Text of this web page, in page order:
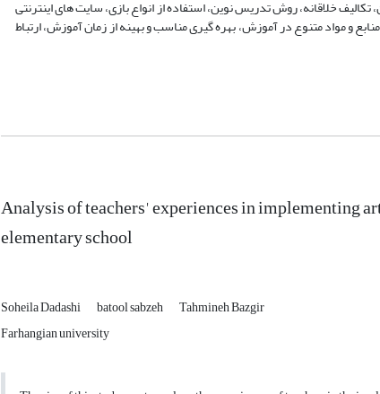
خلاقانه، روش تدریس نوین، استفاده از انواع بازی، سایت­ های اینترنتی
و مواد متنوع در آموزش، بهره ­گیری مناسب و بهینه از زمان آموزش، ارتباط
Analysis of teachers' experiences in implementing
elementary school
Soheila Dadashi batool sabzeh
Tahmineh Bazgir
Farhangian university